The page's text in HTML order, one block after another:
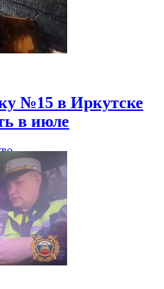
№15 в Иркутске
в июле